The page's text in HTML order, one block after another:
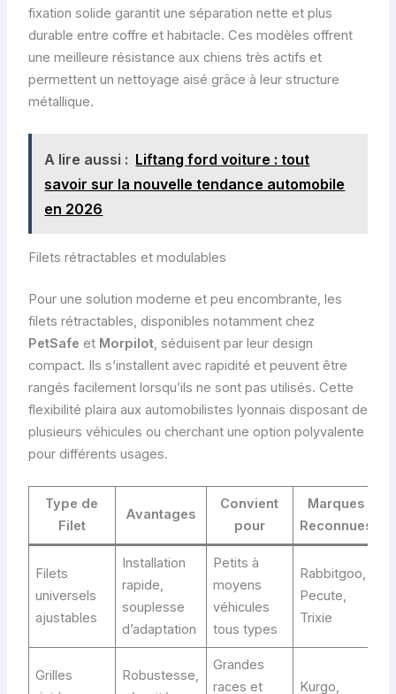
fixation solide garantit une séparation nette et plus
durable entre coffre et habitacle. Ces modèles offrent
une meilleure résistance aux chiens très actifs et
permettent un nettoyage aisé grâce à leur structure
métallique.
A lire aussi : Liftang ford voiture : tout
savoir sur la nouvelle tendance automobile
en 2026
Filets rétractables et modulables
Pour une solution moderne et peu encombrante, les
filets rétractables, disponibles notamment chez
PetSafe et Morpilot, séduisent par leur design
compact. Ils s’installent avec rapidité et peuvent être
rangés facilement lorsqu’ils ne sont pas utilisés. Cette
flexibilité plaira aux automobilistes lyonnais disposant de
plusieurs véhicules ou cherchant une option polyvalente
pour différents usages.
Type de
Filet
Avantages
Convient
pour
Marques
Reconnues
Filets
universels
ajustables
Installation
rapide,
souplesse
d’adaptation
Petits à
moyens
véhicules
tous types
Rabbitgoo,
Pecute,
Trixie
Grilles
Robustesse,
Grandes
races et
Kurgo,